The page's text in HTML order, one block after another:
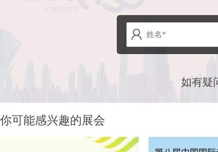
如有疑
你可能感兴趣的展会